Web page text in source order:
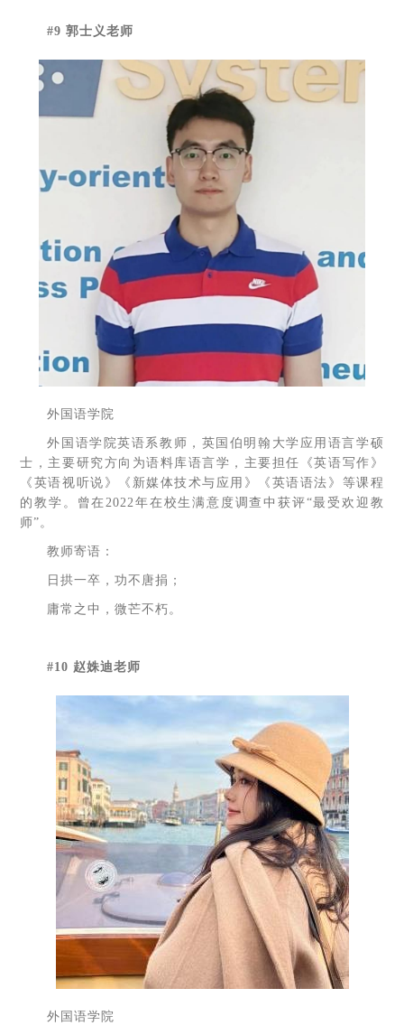
#9 郭士义老师
外国语学院
外国语学院英语系教师，英国伯明翰大学应用语言学硕
士，主要研究方向为语料库语言学，主要担任《英语写作》
《英语视听说》《新媒体技术与应用》《英语语法》等课程
的教学。曾在2022年在校生满意度调查中获评“最受欢迎教
师”。
教师寄语：
日拱一卒，功不唐捐；
庸常之中，微芒不朽。
#10 赵姝迪老师
外国语学院